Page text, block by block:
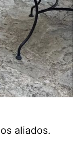
aliados.